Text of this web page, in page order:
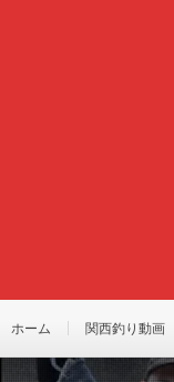
ホーム 関西釣り動画